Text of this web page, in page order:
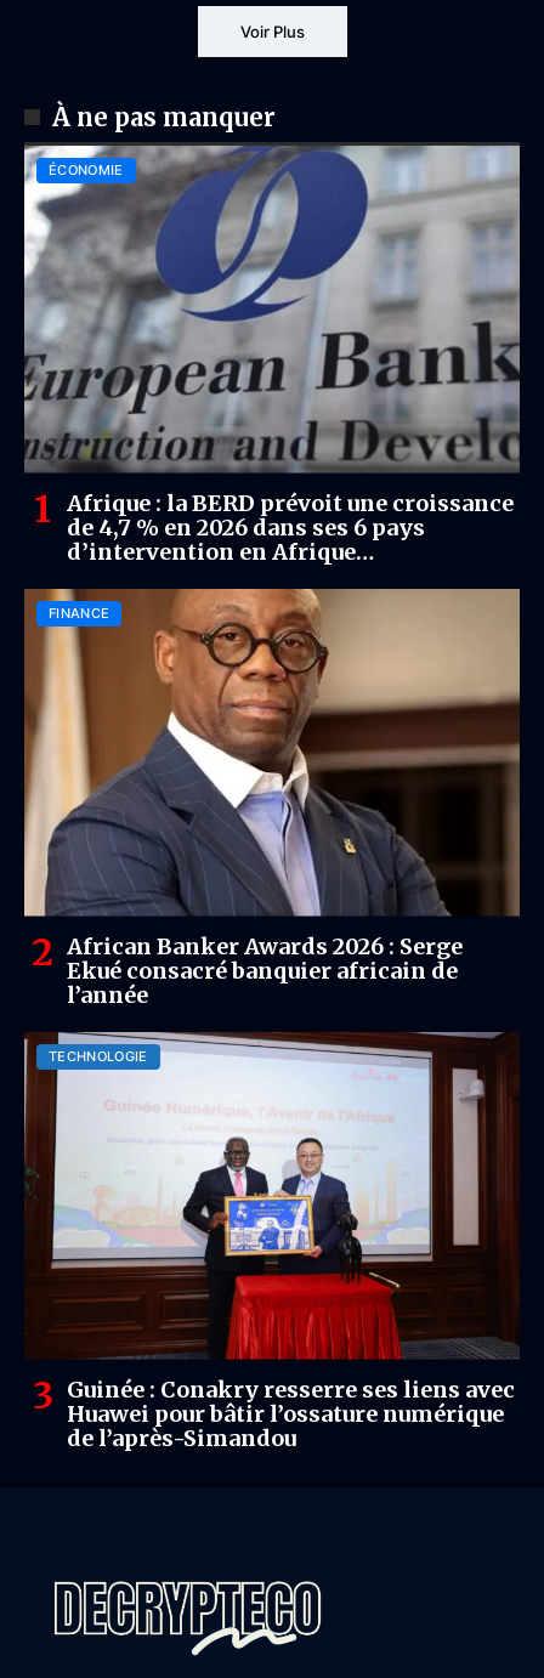
Voir Plus
À ne pas manquer
ÉCONOMIE
Afrique : la BERD prévoit une croissance
de 4,7 % en 2026 dans ses 6 pays
d’intervention en Afrique
FINANCE
African Banker Awards 2026 : Serge
Ekué consacré banquier africain de
l’année
TECHNOLOGIE
Guinée : Conakry resserre ses liens avec
Huawei pour bâtir l’ossature numérique
de l’après-Simandou